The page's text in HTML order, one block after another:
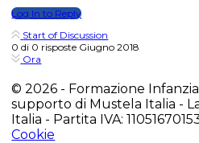
Log In to Reply
Start of Discussion
0 di 0 risposte Giugno 2018
Ora
© 2026 - Formazione
supporto di Mustela Italia -
Italia - Partita IVA:
Cookie